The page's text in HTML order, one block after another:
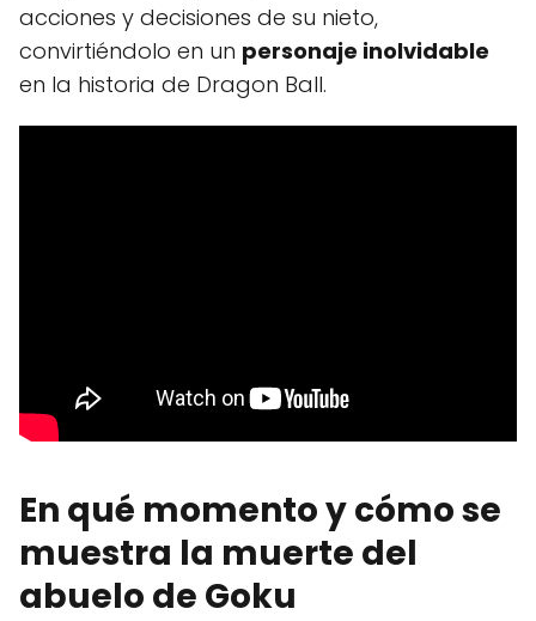
acciones y decisiones de su nieto,
convirtiéndolo en un personaje inolvidable
en la historia de Dragon Ball.
En qué momento y cómo se
muestra la muerte del
abuelo de Goku